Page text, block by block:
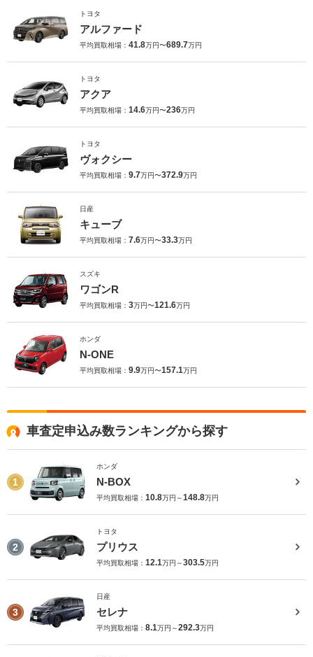
トヨタ
アルファード
平均買取相場： 41.8万円〜689.7万円
トヨタ
アクア
平均買取相場： 14.6万円〜236万円
トヨタ
ヴォクシー
平均買取相場： 9.7万円〜372.9万円
日産
キューブ
平均買取相場： 7.6万円〜33.3万円
スズキ
ワゴンR
平均買取相場： 3万円〜121.6万円
ホンダ
N-ONE
平均買取相場： 9.9万円〜157.1万円
車査定申込み数ランキングから探す
1
ホンダ
N-BOX
平均買取相場： 10.8万円～148.8万円
2
トヨタ
プリウス
平均買取相場： 12.1万円～303.5万円
3
日産
セレナ
平均買取相場： 8.1万円～292.3万円